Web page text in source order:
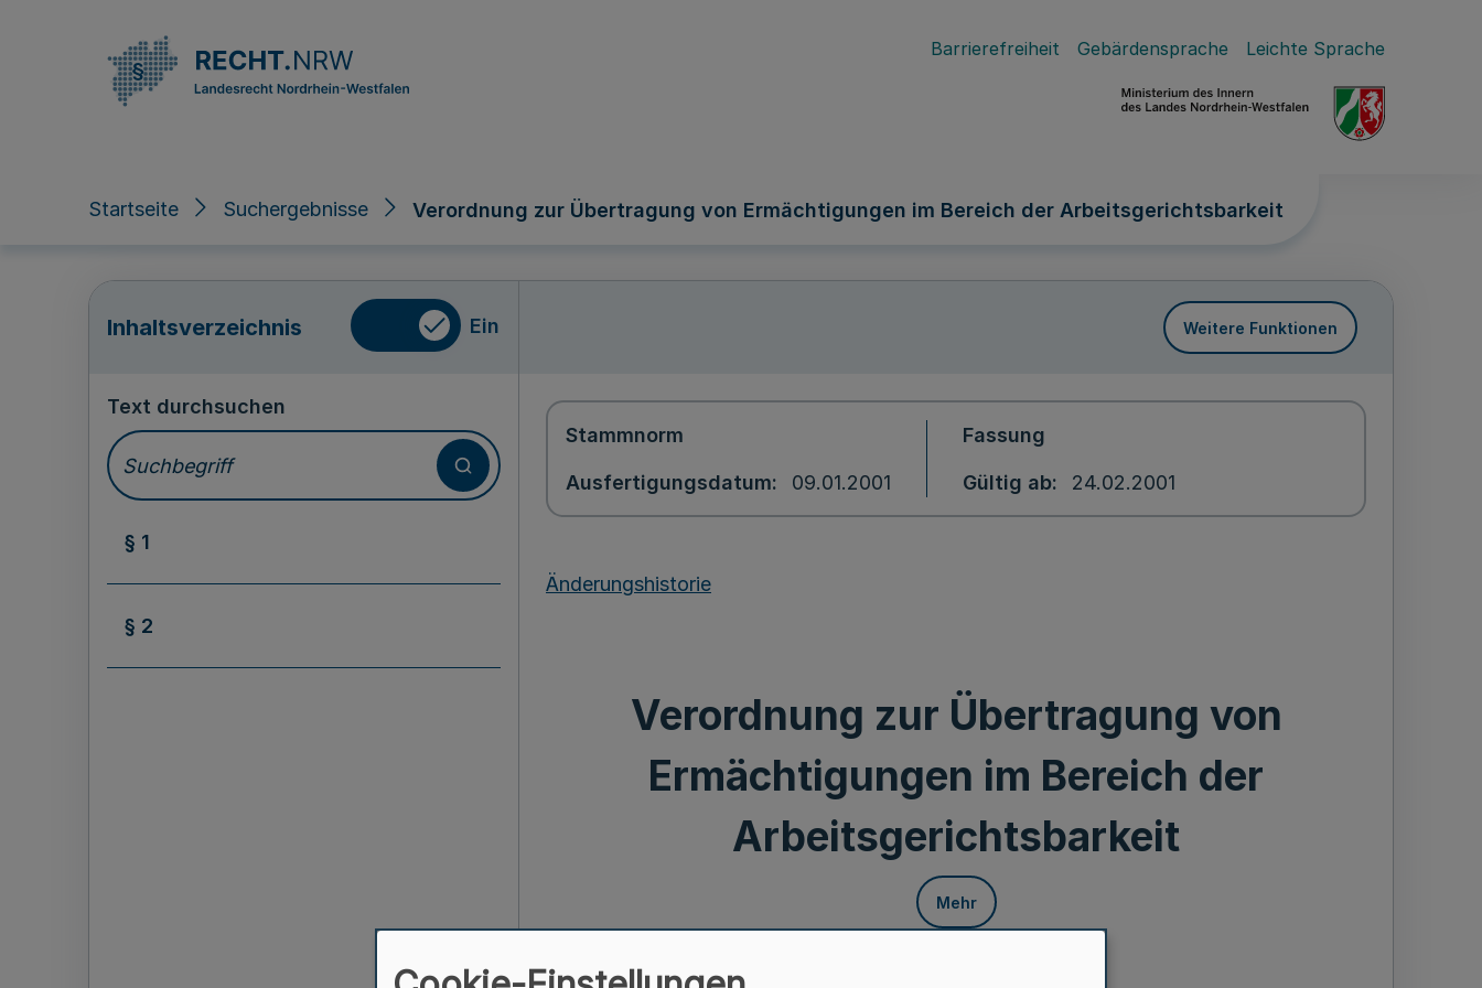
Barrierefreiheit Gebärdensprache Leichte Sprache
Startseite Suchergebnisse Verordnung zur Übertragung von Ermächtigungen im Bereich der Arbeitsgerichtsbarkeit
Inhaltsverzeichnis Ein Weitere Funktionen
Text durchsuchen
§ 1
§ 2
Stammnorm
Ausfertigungsdatum 09.01.2001
Fassung
Gültig ab 24.02.2001
Änderungshistorie
Verordnung zur Übertragung von
Ermächtigungen im Bereich der
Arbeitsgerichtsbarkeit
Mehr